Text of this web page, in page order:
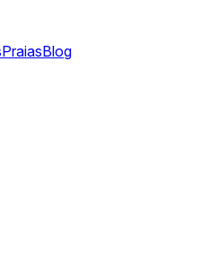
PraiasBlog